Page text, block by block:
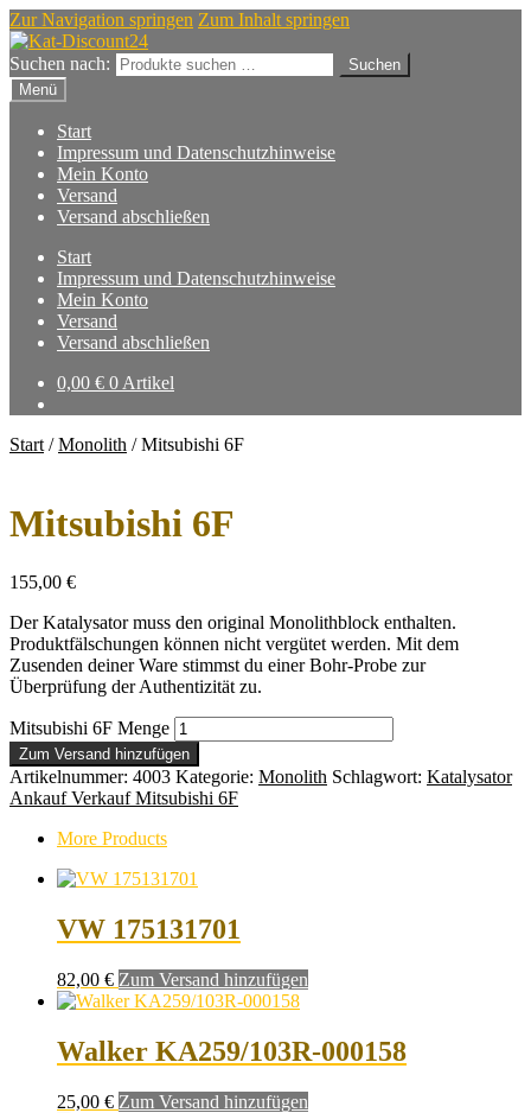
Zur Navigation springen Zum Inhalt springen
Suchen nach:
Suchen
Menü
Start
Impressum und Datenschutzhinweise
Mein Konto
Versand
Versand abschließen
Start
Impressum und Datenschutzhinweise
Mein Konto
Versand
Versand abschließen
0,00 € 0 Artikel
Start /Monolith /Mitsubishi 6F
Mitsubishi 6F
155,00 €
Der Katalysator muss den original Monolithblock enthalten.
Produktfälschungen können nicht vergütet werden. Mit dem
Zusenden deiner Ware stimmst du einer Bohr-Probe zur
Überprüfung der Authentizität zu.
Mitsubishi 6F Menge
Zum Versand hinzufügen
Artikelnummer: 4003 Kategorie: Monolith Schlagwort: Katalysator
Ankauf Verkauf Mitsubishi 6F
More Products
VW 175131701
82,00 € Zum Versand hinzufügen
Walker KA259/103R-000158
25,00 € Zum Versand hinzufügen